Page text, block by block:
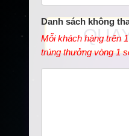
Danh sách không
Mỗi khách hàng trên
trúng thưởng vòng 1